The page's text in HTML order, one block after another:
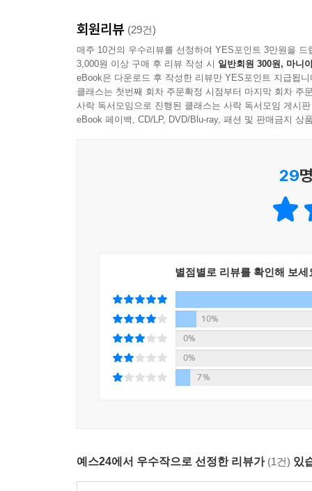
《디스패치》의 사과문을 보고 입이라도 다물었으
2018년 하반기부터 ‘가짜 뉴스’라는 개념이 사회
별의별 주장이 다 의미 있는 것처럼 통용되는 ‘가
한국 사회에서 기괴할 정도로 높은 평가를 받는
로 인간의 고도화된 지성과 도덕성의 근간이다.
말하겠다는 뜻일 뿐이다. 혹시라도 그런 사람을
서도 쉽게 지상파 예능에 들어오는 것을 떠올린
지 않고, 방송계가 반성해야 할 사례로도 기억되어
실패한 애도로서의 〈언더 더 씨〉가 조금도 흥
거칠게 도식화하자면, 여기엔 침묵에 대한 선호,
안함을 안고 살 수 있지만, 목소리를 내는 이들에
을 비교해보자. 자신의 목소리를 기꺼이 내어주
의 어른으로서 말하는 세월호와 어린 희생자에
과도한 PC함은 위험할 수 있는가? 물론이다. 무
특히 선행되어야 할 일이다. ‘그럴 수도 있지’, ‘
이야기를 피해서는 안 되는 이유다.
공론장을 파괴하는 아무 말 카오스
명확한 근거를 가진 공론장에서의 논쟁을 통해
상황을 조장하는 것은 단연 ‘지식 셀럽’과 ‘방송’
뉴스보다 어쩌면 더욱 경계해야 할 ‘가짜 논의’
것으로 만들어버리는 이러한 논의 구조 역시
그냥 넘어가지 말고, 헛소리에는 딱 그만큼의 대우
PC함’이라는 허수아비]까지 저자의 글을 관통하
공론 과정을 통해 가장 덜 폭력적이면서도 합리
그러면 된다’는 식의 태도로는 공적 영역의 문제
되는 시민적 합의를 위해 민주적 의사소통 공론
글쓰기를 멈추지 않고 역할에 충실했던 젊은 비정
회원리뷰 (29건)
매주 10건의 우수리뷰를 선정하여 YES포인트 3만원을 드
3,000원 이상 구매 후 리뷰 작성 시 일반회원 300원, 마니
eBook은 다운로드 후 작성한 리뷰만 YES포인트 지급됩니
클래스는 첫번째 회차 주문확정 시점부터 마지막 회차 주
사락 독서모임으로 진행된 클래스는 사락 독서모임 게시
eBook 페이백, CD/LP, DVD/Blu-ray, 패션 및 판매금지 상
29
별점별로 리뷰를 확인해 보세
10%
0%
0%
7%
예스24에서 우수작으로 선정한 리뷰가 (1건) 있